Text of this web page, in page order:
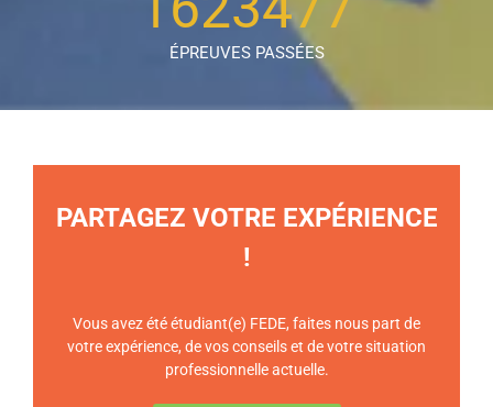
ÉPREUVES PASSÉES
PARTAGEZ VOTRE EXPÉRIENCE
!
Vous avez été étudiant(e) FEDE, faites nous part de
votre expérience, de vos conseils et de votre situation
professionnelle actuelle.